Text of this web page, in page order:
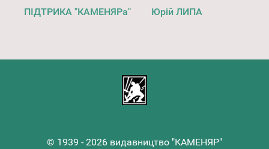
ПІДТРИКА "КАМЕНЯРа" Юрій ЛИПА
© 1939 - 2026 видавництво "КАМЕНЯР"